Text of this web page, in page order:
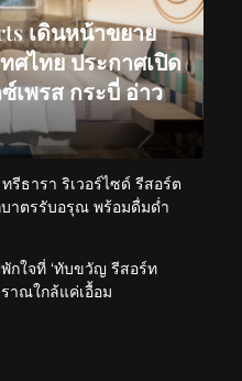
เดินหน้าขยาย
ศไทย ประกาศเปิด
เพรส กระบี่ อ่าว
รีธารา ริเวอร์ไซด์ รีสอร์ต
าตรรับอรุณ พร้อมดื่มด่ำ
กใจที่ ‘ทับขวัญ รีสอร์ท
าณใกล้แค่เอื้อม